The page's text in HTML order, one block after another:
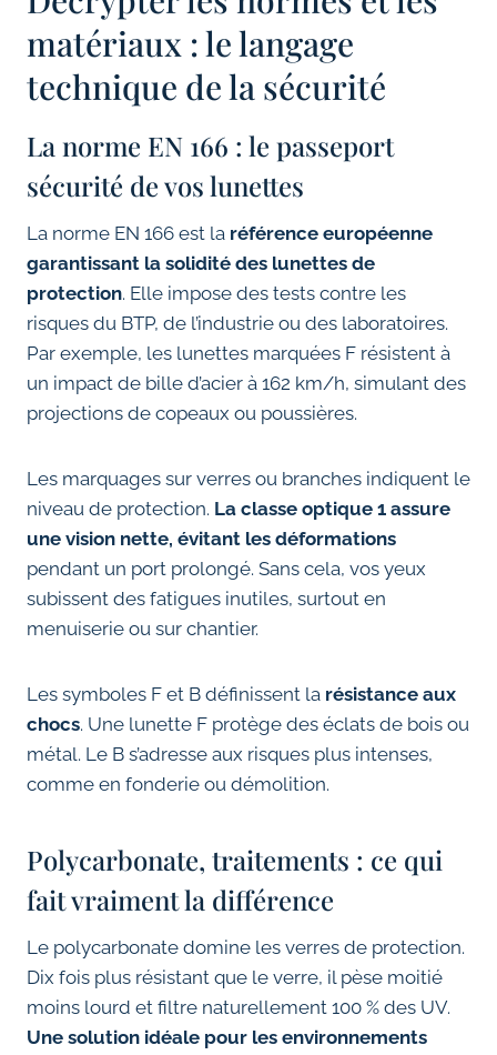
matériaux : le langage
technique de la sécurité
La norme EN 166 : le passeport
sécurité de vos lunettes
La norme EN 166 est la référence européenne
garantissant la solidité des lunettes de
protection. Elle impose des tests contre les
risques du BTP, de l’industrie ou des laboratoires.
Par exemple, les lunettes marquées F résistent à
un impact de bille d’acier à 162 km/h, simulant des
projections de copeaux ou poussières.
Les marquages sur verres ou branches indiquent le
niveau de protection. La classe optique 1 assure
une vision nette, évitant les déformations
pendant un port prolongé. Sans cela, vos yeux
subissent des fatigues inutiles, surtout en
menuiserie ou sur chantier.
Les symboles F et B définissent la résistance aux
chocs. Une lunette F protège des éclats de bois ou
métal. Le B s’adresse aux risques plus intenses,
comme en fonderie ou démolition.
Polycarbonate, traitements : ce qui
fait vraiment la différence
Le polycarbonate domine les verres de protection.
Dix fois plus résistant que le verre, il pèse moitié
moins lourd et filtre naturellement 100 % des UV.
Une solution idéale pour les environnements